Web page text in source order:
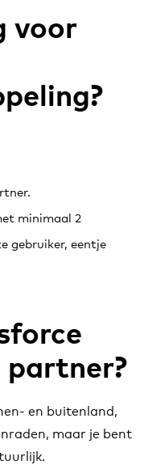
voor
minimaal 2
gebruiker, eentje
en buitenland,
maar je bent